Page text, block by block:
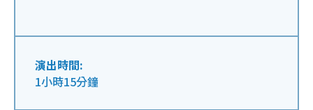
演出時間:
1小時15分鐘